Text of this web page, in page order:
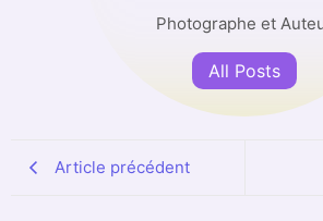
Photographe et
All Posts
Article précédent